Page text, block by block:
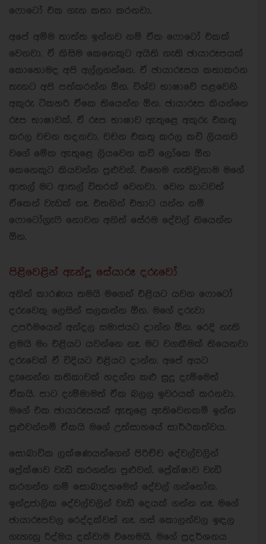
ෆොටෝ එක ගැන කතා කරනවා.
අපේ අම්ම තාත්ත ඉන්නව නම් ඒක ෆොටෝ එකක්
වෙනවා. ඒ කිසිම කෙනෙකුට අයිති නැති ඡායාරූපයක්
කොහොමද අපි අල්ලගන්නෙ. ඒ ඡායාරූපය කතාකරන
තැනට අපි පත්කරන්න ඕන. විශ්ව භාෂාවේ පළවෙනි
අකුරු ටිකහරි ඒකෙ තියෙන්න ඕන. ඡායාරූප කියන්නෙ
රූප භාෂාවක්. ඒ රූප භාෂාව ඇතුළෙ අකුරු එකතු
කරල වචන හදනවා. වචන එකතු කරල කවි ලියනව
වගේ මේක ඇතුළෙ ලියවෙන කවි ලෝකෙ ඕන
කෙනෙකුට කියවන්න පුළුවන්. එහෙම නැතිවුනාම මගේ
ආතල් මට ආතල් විතරක් වෙනවා. වෙන කාටවත්
ඒකෙන් වැඩක් නෑ. එතනින් එහාට යන්න නම්
ෆොටෝග්‍රැෆි නොවන අනිත් සේරම දේවල් තියෙන්න
ඕන.
පිළිවෙළින් ඇන්දූ සේයාරූ දරුවෝ
අනිත් කාරණය තමයි මගෙන් එළියට යවන ෆොටෝ
දරුවෙකු ලෙසින් සලකන්න ඕන. මගේ දරුවා
උපරිමයෙන් අන්දල සමාජයට දාන්න ඕන. රෙදි නැති
ළමයි මං එළියට යවන්නෙ නෑ. මට වගකීමක් තියෙනවා
දරුවෙක් ඒ විදියට එළියට දාන්න. අපේ අයට
දැනෙන්න කතිකාවක් හදන්න කළු සුදු දැම්මෙත්
ඒකයි. පාට දැම්මාමත් ඒක බලල ඉවරයක් කරනවා.
මගේ එක ඡායාරූපයක් ඇතුළෙ ඇතිවෙනකම් ඉන්න
පුළුවන්නම් ඒකයි මගේ උත්සාහයේ සාර්ථකත්වය.
සොබාවික ලක්ෂණයන්ගෙන් පිරිච්ච දේවල්වලින්
ප්‍රේක්ෂාව වැඩි කරගන්න පුළුවන්. ප්‍රේක්ෂාව වැඩි
කරගන්න නම් සොබාදහමෙන් දේවල් ගන්නෝන.
ඉන්ද්‍රජාලික දේවල්වලින් වැඩි දෙයක් ගන්න නෑ. මගේ
ඡායාරූපවල රෙද්දක්වත් නෑ. ගස් කොලන්වල ඉඳල
ගැහැනු රිද්මය දක්වාම එහෙමයි. මගේ ප්‍රදර්ශනය